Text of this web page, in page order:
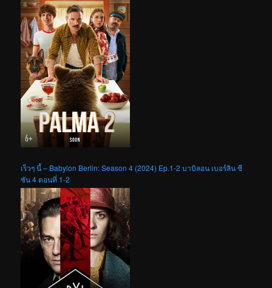
เร็วๆ นี้ – Babylon Berlin: Season 4 (2024) Ep.1-2 บาบิลอน เบอร์ลิน ซี
ซัน 4 ตอนที่ 1-2